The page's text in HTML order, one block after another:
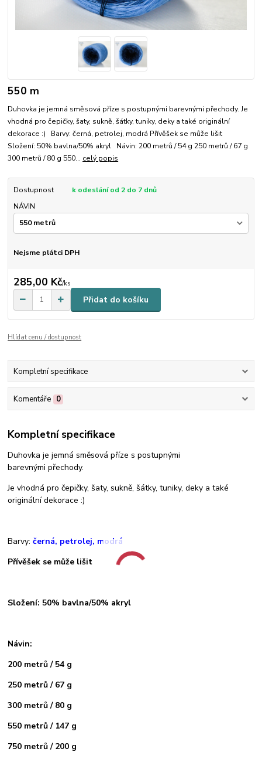
550 m
Duhovka je jemná směsová příze s postupnými barevnými přechody. Je
vhodná pro čepičky, šaty, sukně, šátky, tuniky, deky a také originální
dekorace :) Barvy: černá, petrolej, modrá Přívěšek se může lišit
Složení: 50% bavlna/50% akryl Návin: 200 metrů / 54 g 250 metrů / 67 g
300 metrů / 80 g 550... celý popis
Dostupnost
k odeslání od 2 do 7 dnů
NÁVIN
Nejsme plátci DPH
285,00 Kč/ks
Přidat do košíku
Hlídat cenu / dostupnost
Kompletní specifikace
Komentáře 0
Kompletní specifikace
Duhovka je jemná směsová příze s postupnými
barevnými přechody.
Je vhodná pro čepičky, šaty, sukně, šátky, tuniky, deky a také
originální dekorace :)
Barvy:černá, petrolej, modrá
Přívěšek se může lišit
Složení: 50% bavlna/50% akryl
Návin:
200 metrů / 54 g
250 metrů / 67 g
300 metrů / 80 g
550 metrů / 147 g
750 metrů / 200 g